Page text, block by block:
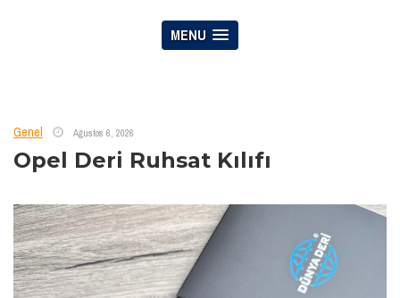
MENU
Genel Ağustos 6, 2026
Opel Deri Ruhsat Kılıfı